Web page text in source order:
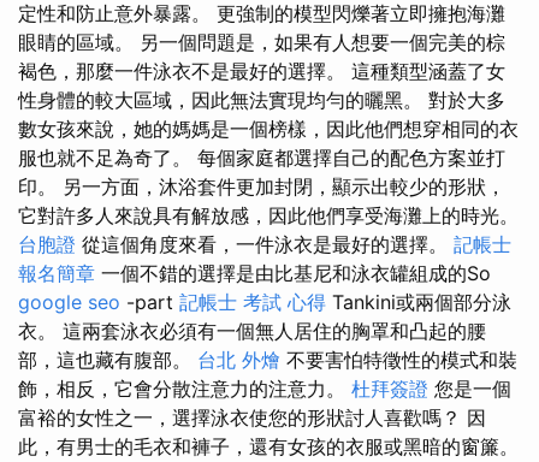
定性和防止意外暴露。 更強制的模型閃爍著立即擁抱海灘
眼睛的區域。 另一個問題是，如果有人想要一個完美的棕
褐色，那麼一件泳衣不是最好的選擇。 這種類型涵蓋了女
性身體的較大區域，因此無法實現均勻的曬黑。 對於大多
數女孩來說，她的媽媽是一個榜樣，因此他們想穿相同的衣
服也就不足為奇了。 每個家庭都選擇自己的配色方案並打
印。 另一方面，沐浴套件更加封閉，顯示出較少的形狀，
它對許多人來說具有解放感，因此他們享受海灘上的時光。
台胞證 從這個角度來看，一件泳衣是最好的選擇。 記帳士
報名簡章 一個不錯的選擇是由比基尼和泳衣罐組成的So
google seo -part 記帳士 考試 心得 Tankini或兩個部分泳
衣。 這兩套泳衣必須有一個無人居住的胸罩和凸起的腰
部，這也藏有腹部。 台北 外燴 不要害怕特徵性的模式和裝
飾，相反，它會分散注意力的注意力。 杜拜簽證 您是一個
富裕的女性之一，選擇泳衣使您的形狀討人喜歡嗎？ 因
此，有男士的毛衣和褲子，還有女孩的衣服或黑暗的窗簾。